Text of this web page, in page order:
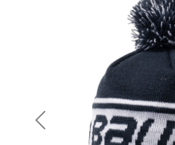
Previous